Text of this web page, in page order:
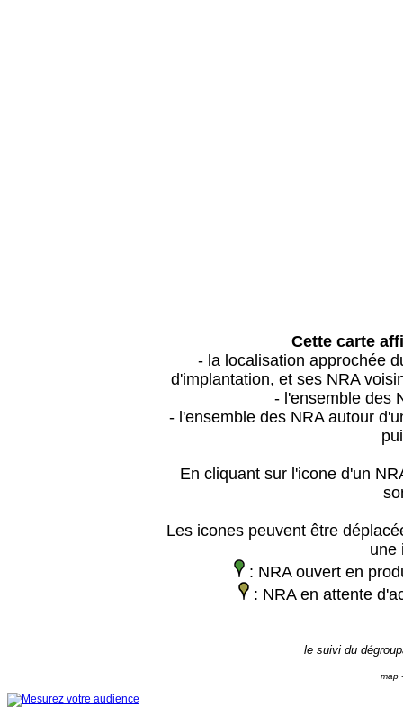
Cette carte
- la localisation approchée
d'implantation, et ses NRA
- l'ensemble des
- l'ensemble des NRA autour
En cliquant sur l'icone d'un
Les icones peuvent être
une
: NRA ouvert en
: NRA en attente
le suivi du
map